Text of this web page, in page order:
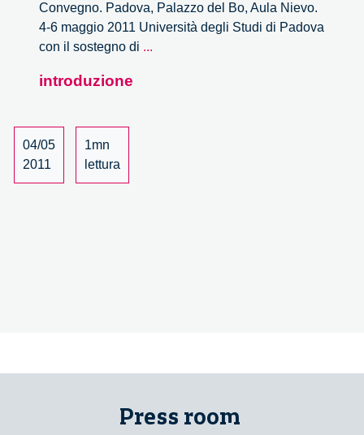
Convegno. Padova, Palazzo del Bo, Aula Nievo.
4-6 maggio 2011 Università degli Studi di Padova
con il sostegno di ...
introduzione
04/05
2011
1mn
lettura
Press room